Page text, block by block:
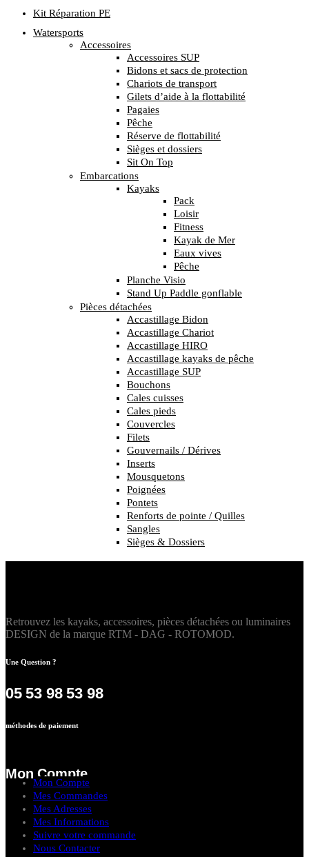
Kit Réparation PE
Watersports
Accessoires
Accessoires SUP
Bidons et sacs de protection
Chariots de transport
Gilets d’aide à la flottabilité
Pagaies
Pêche
Réserve de flottabilité
Sièges et dossiers
Sit On Top
Embarcations
Kayaks
Pack
Loisir
Fitness
Kayak de Mer
Eaux vives
Pêche
Planche Visio
Stand Up Paddle gonflable
Pièces détachées
Accastillage Bidon
Accastillage Chariot
Accastillage HIRO
Accastillage kayaks de pêche
Accastillage SUP
Bouchons
Cales cuisses
Cales pieds
Couvercles
Filets
Gouvernails / Dérives
Inserts
Mousquetons
Poignées
Pontets
Renforts de pointe / Quilles
Sangles
Sièges & Dossiers
Retrouvez les kayaks, accessoires, pièces détachées ou luminaires
DESIGN de la marque RTM - DAG - ROTOMOD.
Une Question ?
05 53 98 53 98
méthodes de paiement
Mon Compte
Mon Compte
Mes Commandes
Mes Adresses
Mes Informations
Suivre votre commande
Nous Contacter